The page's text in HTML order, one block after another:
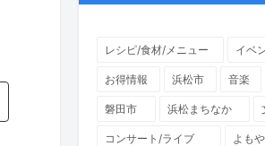
レシピ/食材/メニュー イベ
お得情報 浜松市 音楽
磐田市 浜松まちなか
コンサート/ライブ よも